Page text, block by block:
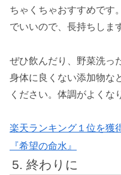
ちゃくちゃおすすめです
でいいので、長持ちしま
ぜひ飲んだり、野菜洗っ
身体に良くない添加物な
ください。体調がよくな
楽天ランキング１位を獲
『希望の命水』
終わりに